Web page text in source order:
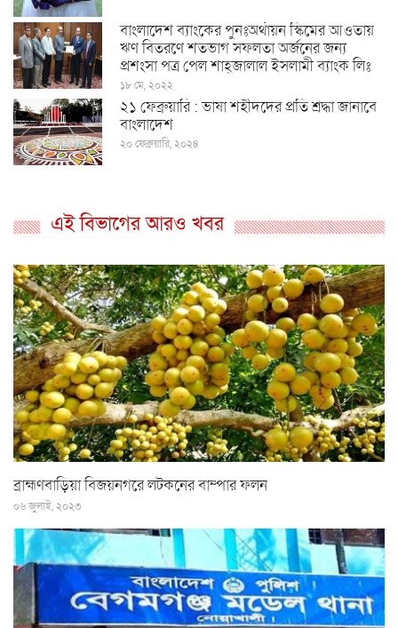
বাংলাদেশ ব্যাংকের পুনঃঅর্থায়ন স্কিমের আওতায়
ঋণ বিতরণে শতভাগ সফলতা অর্জনের জন্য
প্রশংসা পত্র পেল শাহ্জালাল ইসলামী ব্যাংক লিঃ
১৮ মে, ২০২২
২১ ফেব্রুয়ারি : ভাষা শহীদদের প্রতি শ্রদ্ধা জানাবে
বাংলাদেশ
২০ ফেব্রুয়ারি, ২০২৪
এই বিভাগের আরও খবর
ব্রাহ্মণবাড়িয়া বিজয়নগরে লটকনের বাম্পার ফলন
০৬ জুলাই, ২০২৩